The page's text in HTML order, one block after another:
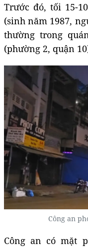
Trước đó, tối 15-
(sinh năm 1987,
thường trong
(phường 2, quận
Công an
Công an có mặt